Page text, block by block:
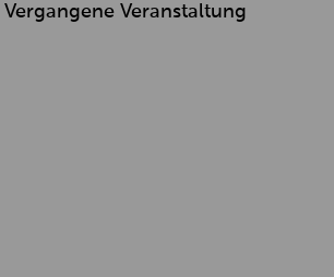
Vergangene Veranstaltung